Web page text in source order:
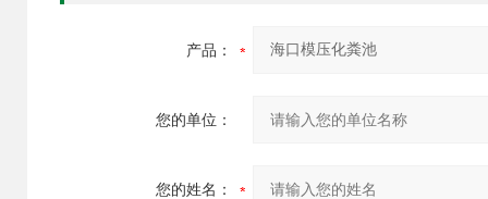
产品：
您的单位：
您的姓名：